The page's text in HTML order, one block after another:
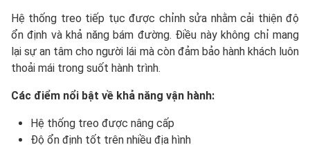
Hệ thống treo tiếp tục được chỉnh sửa nhằm cải thiện độ
ổn định và khả năng bám đường. Điều này không chỉ mang
lại sự an tâm cho người lái mà còn đảm bảo hành khách luôn
thoải mái trong suốt hành trình.
Các điểm nổi bật về khả năng vận hành:
Hệ thống treo được nâng cấp
Độ ổn định tốt trên nhiều địa hình